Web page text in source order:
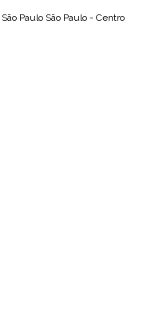
São Paulo São Paulo - Centro